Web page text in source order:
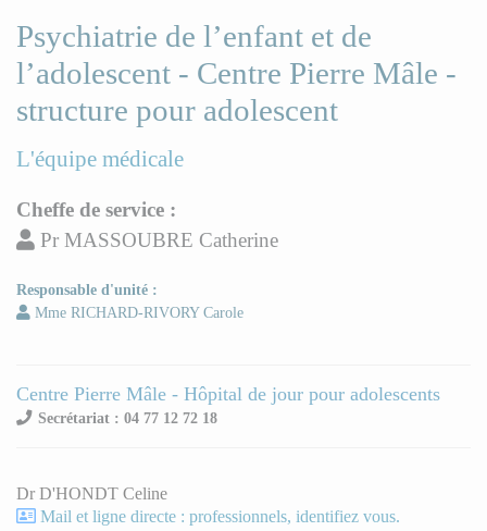
Psychiatrie de l’enfant et de
l’adolescent - Centre Pierre Mâle -
structure pour adolescent
L'équipe médicale
Cheffe de service :
Pr MASSOUBRE Catherine
Responsable d'unité :
Mme RICHARD-RIVORY Carole
Centre Pierre Mâle - Hôpital de jour pour adolescents
Secrétariat : 04 77 12 72 18
Dr D'HONDT Celine
Mail et ligne directe : professionnels, identifiez vous.